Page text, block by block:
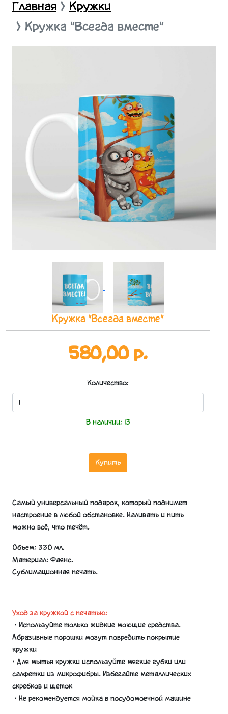
Главная
Кружки
Кружка "Всегда вместе"
Кружка "Всегда вместе"
580,00 р.
Количество:
В наличии: 13
Купить
Самый универсальный подарок, который поднимет
настроение в любой обстановке. Наливать и пить
можно всё, что течёт.
Объем: 330 мл.
Материал: Фаянс.
Сублимационная печать.
Уход за кружкой с печатью:
• Используйте только жидкие моющие средства.
Абразивные порошки могут повредить покрытие
кружки
• Для мытья кружки используйте мягкие губки или
салфетки из микрофибры. Избегайте металлических
скребков и щеток
• Не рекомендуется мойка в посудомоечной машине